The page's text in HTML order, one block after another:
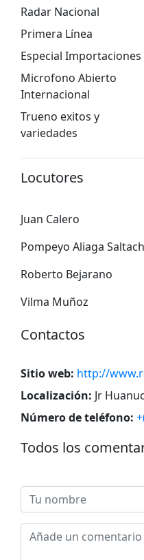
Radar Nacional
Primera Línea
Especial Importaciones
Microfono Abierto
Internacional
Trueno exitos y
variedades
Locutores
Juan Calero
Pompeyo Aliaga
Roberto Bejarano
Vilma Muñoz
Contactos
Sitio web: http://
Localización: Jr
Número de teléfono:
Todos los